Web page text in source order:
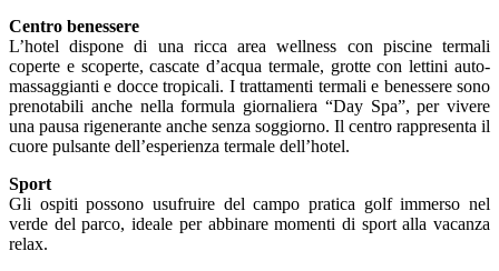
Centro benessere
L’hotel dispone di una ricca area wellness con piscine termali
coperte e scoperte, cascate d’acqua termale, grotte con lettini auto-
massaggianti e docce tropicali. I trattamenti termali e benessere sono
prenotabili anche nella formula giornaliera “Day Spa”, per vivere
una pausa rigenerante anche senza soggiorno. Il centro rappresenta il
cuore pulsante dell’esperienza termale dell’hotel.
Sport
Gli ospiti possono usufruire del campo pratica golf immerso nel
verde del parco, ideale per abbinare momenti di sport alla vacanza
relax.